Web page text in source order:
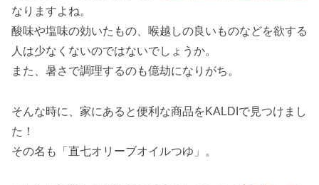
なりますよね。
酸味や塩味の効いたもの、喉越しの良いものなどを欲する
人は少なくないのではないでしょうか。
また、暑さで調理するのも億劫になりがち。
そんな時に、家にあると便利な商品をKALDIで見つけまし
た！
その名も「直七オリーブオイルつゆ」。